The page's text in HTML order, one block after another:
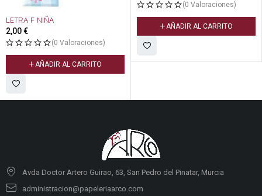
LETRA F NIÑA
2,00€
(0 Valoraciones)
AÑADIR AL CARRITO
(0 Valoraciones)
AÑADIR AL CARRITO
Avda Doctor Artero Guirao, 63, San Pedro del Pinatar, Murcia
administracion@papeleriaarco.com